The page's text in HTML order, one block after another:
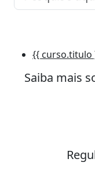
{{ curso.titulo
Saiba mais